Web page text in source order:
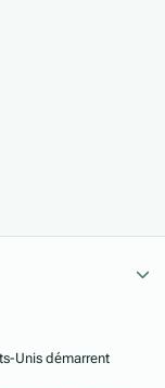
Unis démarrent